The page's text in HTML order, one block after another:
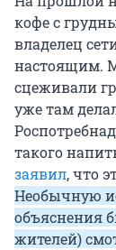
кофе с
владелец
настоящим.
сцеживали
уже там
такого
заявил, что
Необычную
объяснения
жителей)